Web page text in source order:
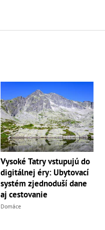
Vysoké Tatry vstupujú do
digitálnej éry: Ubytovací
systém zjednoduší dane
aj cestovanie
Domáce